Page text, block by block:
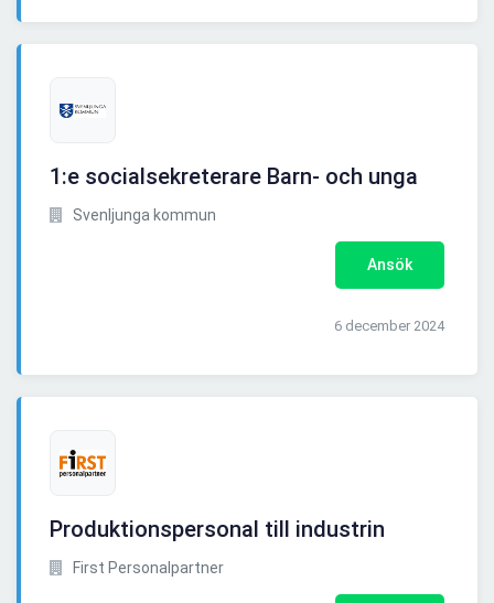
1:e socialsekreterare Barn- och unga
Svenljunga kommun
Ansök
6 december 2024
Produktionspersonal till industrin
First Personalpartner